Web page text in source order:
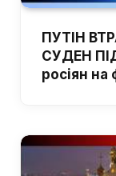
ПУТІН
СУДЕН
росіян